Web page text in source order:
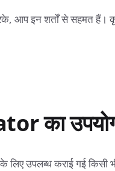
आप इन शर्तों से सहमत हैं।
का
उपलब्ध कराई गई किसी भी